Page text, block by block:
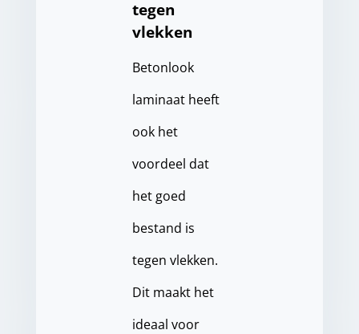
tegen
vlekken
Betonlook
laminaat heeft
ook het
voordeel dat
het goed
bestand is
tegen vlekken.
Dit maakt het
ideaal voor